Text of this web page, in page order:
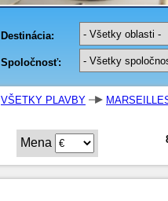
VŠETKY PLAVBY
Mena